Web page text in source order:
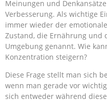
Meinungen und
Verbesserung. Als wichtige
immer wieder der
Zustand, die Ernährung und
Umgebung genannt. Wie
Konzentration steigern?
Diese Frage stellt man sich
wenn man gerade vor
sich entweder während